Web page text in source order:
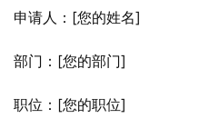
申请人：[您的姓名]
部门：[您的部门]
职位：[您的职位]